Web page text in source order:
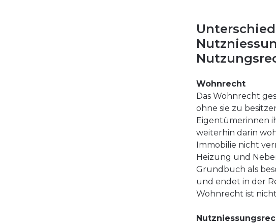
Wohnrecht
Das Wohnrecht
ohne sie zu
Eigentümerinnen
weiterhin darin
Immobilie nicht
Heizung und
Grundbuch als
und endet in der
Wohnrecht ist